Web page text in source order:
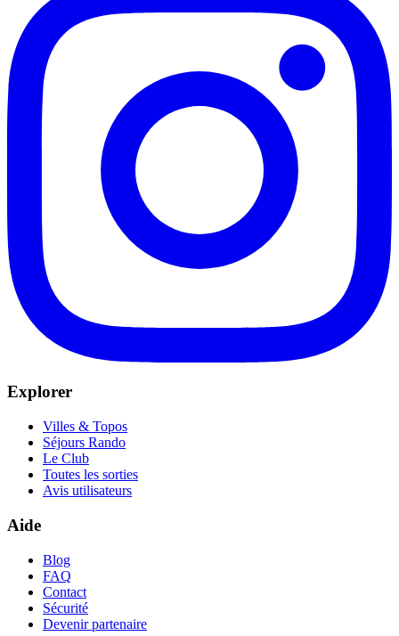
Explorer
Villes & Topos
Séjours Rando
Le Club
Toutes les sorties
Avis utilisateurs
Aide
Blog
FAQ
Contact
Sécurité
Devenir partenaire